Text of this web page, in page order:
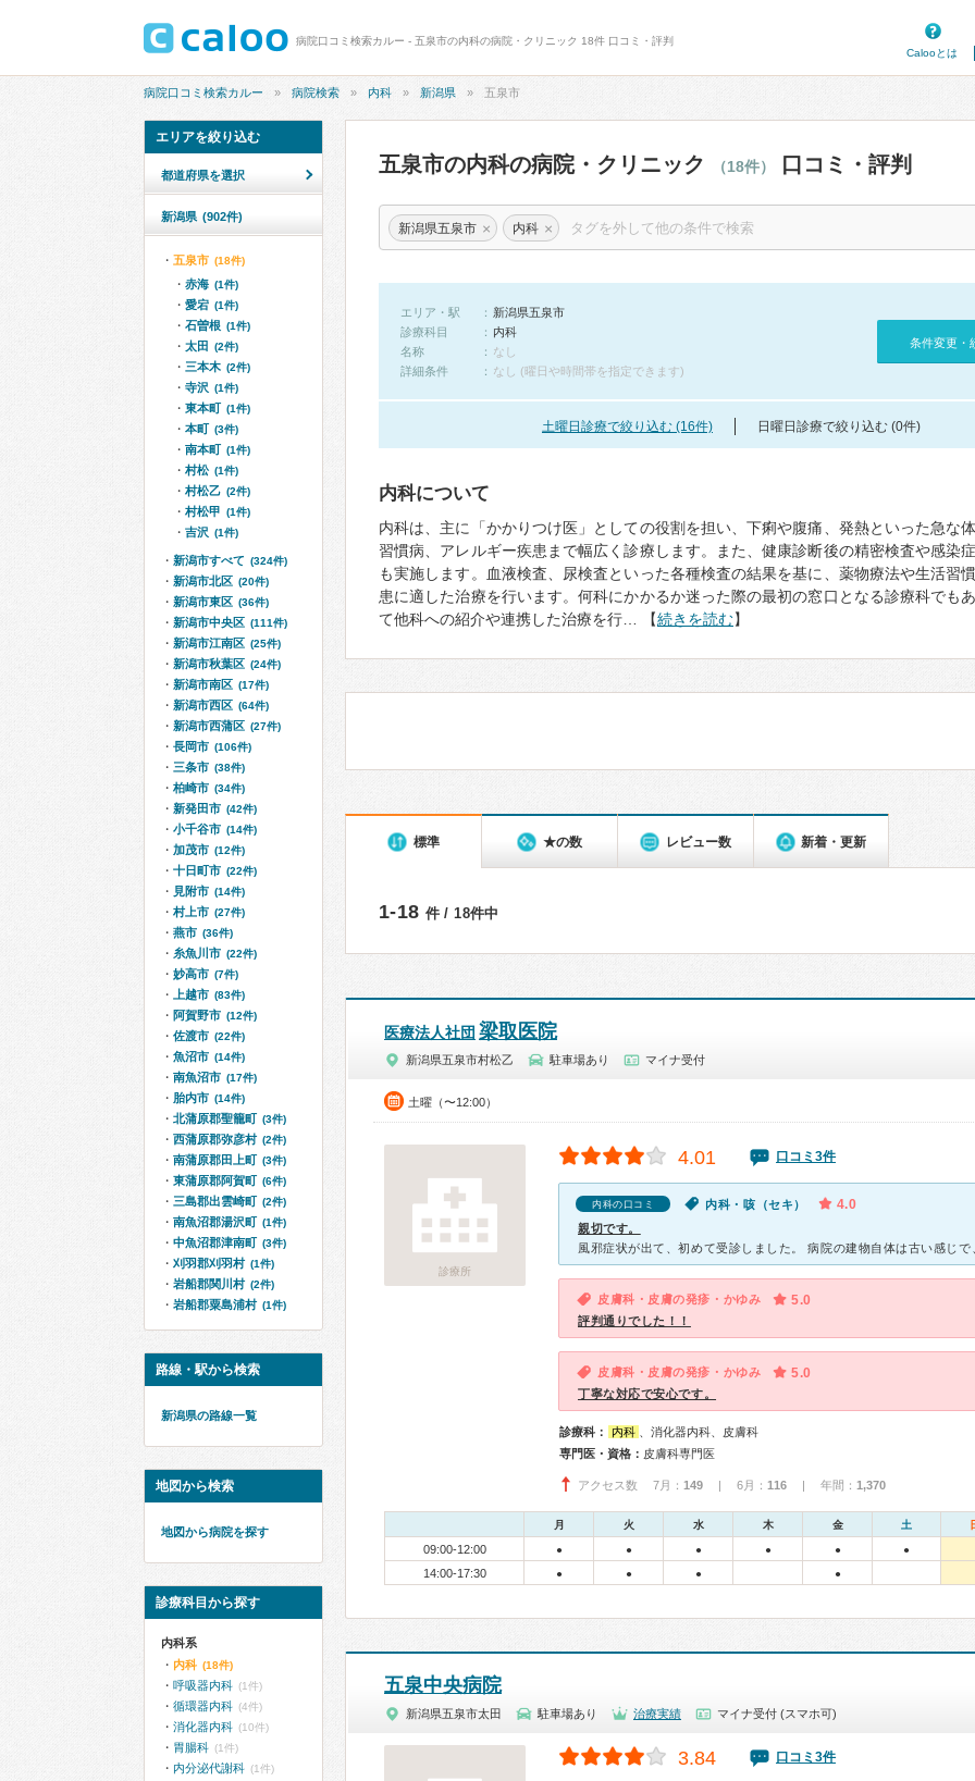
病院口コミ検索カルー - 五泉市の内科の病院・クリニック 18件 口コミ・評判
Calooとは
病院口コミ検索カルー 病院検索 内科 新潟県 五泉市
五泉市の内科の病院・クリニック （18件） 口コミ・評判
新潟県五泉市 × 内科 ×
エリア・駅
新潟県五泉市
診療科目
内科
名称
なし
詳細条件
なし (曜日や時間帯を指定できます)
条件変更・
土曜日診療で絞り込む (16件) 日曜日診療で絞り込む (0件)
内科について
内科は、主に「かかりつけ医」としての役割を担い、下痢や腹痛、発熱といった急な
習慣病、アレルギー疾患まで幅広く診療します。また、健康診断後の精密検査や感染
も実施します。血液検査、尿検査といった各種検査の結果を基に、薬物療法や生活習
患に適した治療を行います。何科にかかるか迷った際の最初の窓口となる診療科でも
て他科への紹介や連携した治療を行… 【続きを読む】
標準 ★の数 レビュー数 新着・更新
1-18 件 / 18件中
医療法人社団 梁取医院
新潟県五泉市村松乙 駐車場あり マイナ受付
土曜（〜12:00）
診療所
4.01 口コミ3件
内科の口コミ 内科・咳（セキ） 4.0
親切です。
皮膚科・皮膚の発疹・かゆみ 5.0
評判通りでした！！
皮膚科・皮膚の発疹・かゆみ 5.0
丁寧な対応で安心です。
診療科： 内科
、消化器内科、皮膚科
専門医・資格： 皮膚科専門医
アクセス数 7月： 149 | 6月： 116 | 年間： 1,370
月 火 水 木 金 土
09:00-12:00 ● ● ● ● ● ●
14:00-17:30 ● ● ● ●
五泉中央病院
新潟県五泉市太田 駐車場あり 治療実績 マイナ受付 (スマホ可)
3.84 口コミ3件
エリアを絞り込む
都道府県を選択
新潟県 (902件)
五泉市 (18件)
赤海 (1件)
愛宕 (1件)
石曽根 (1件)
太田 (2件)
三本木 (2件)
寺沢 (1件)
東本町 (1件)
本町 (3件)
南本町 (1件)
村松 (1件)
村松乙 (2件)
村松甲 (1件)
吉沢 (1件)
新潟市すべて (324件)
新潟市北区 (20件)
新潟市東区 (36件)
新潟市中央区 (111件)
新潟市江南区 (25件)
新潟市秋葉区 (24件)
新潟市南区 (17件)
新潟市西区 (64件)
新潟市西蒲区 (27件)
長岡市 (106件)
三条市 (38件)
柏崎市 (34件)
新発田市 (42件)
小千谷市 (14件)
加茂市 (12件)
十日町市 (22件)
見附市 (14件)
村上市 (27件)
燕市 (36件)
糸魚川市 (22件)
妙高市 (7件)
上越市 (83件)
阿賀野市 (12件)
佐渡市 (22件)
魚沼市 (14件)
南魚沼市 (17件)
胎内市 (14件)
北蒲原郡聖籠町 (3件)
西蒲原郡弥彦村 (2件)
南蒲原郡田上町 (3件)
東蒲原郡阿賀町 (6件)
三島郡出雲崎町 (2件)
南魚沼郡湯沢町 (1件)
中魚沼郡津南町 (3件)
刈羽郡刈羽村 (1件)
岩船郡関川村 (2件)
岩船郡粟島浦村 (1件)
路線・駅から検索
新潟県の路線一覧
地図から検索
地図から病院を探す
診療科目から探す
内科系
内科 (18件)
呼吸器内科 (1件)
循環器内科 (4件)
消化器内科 (10件)
胃腸科 (1件)
内分泌代謝科 (1件)